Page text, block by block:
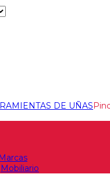
DE UÑAS
Marcas
Mobiliario